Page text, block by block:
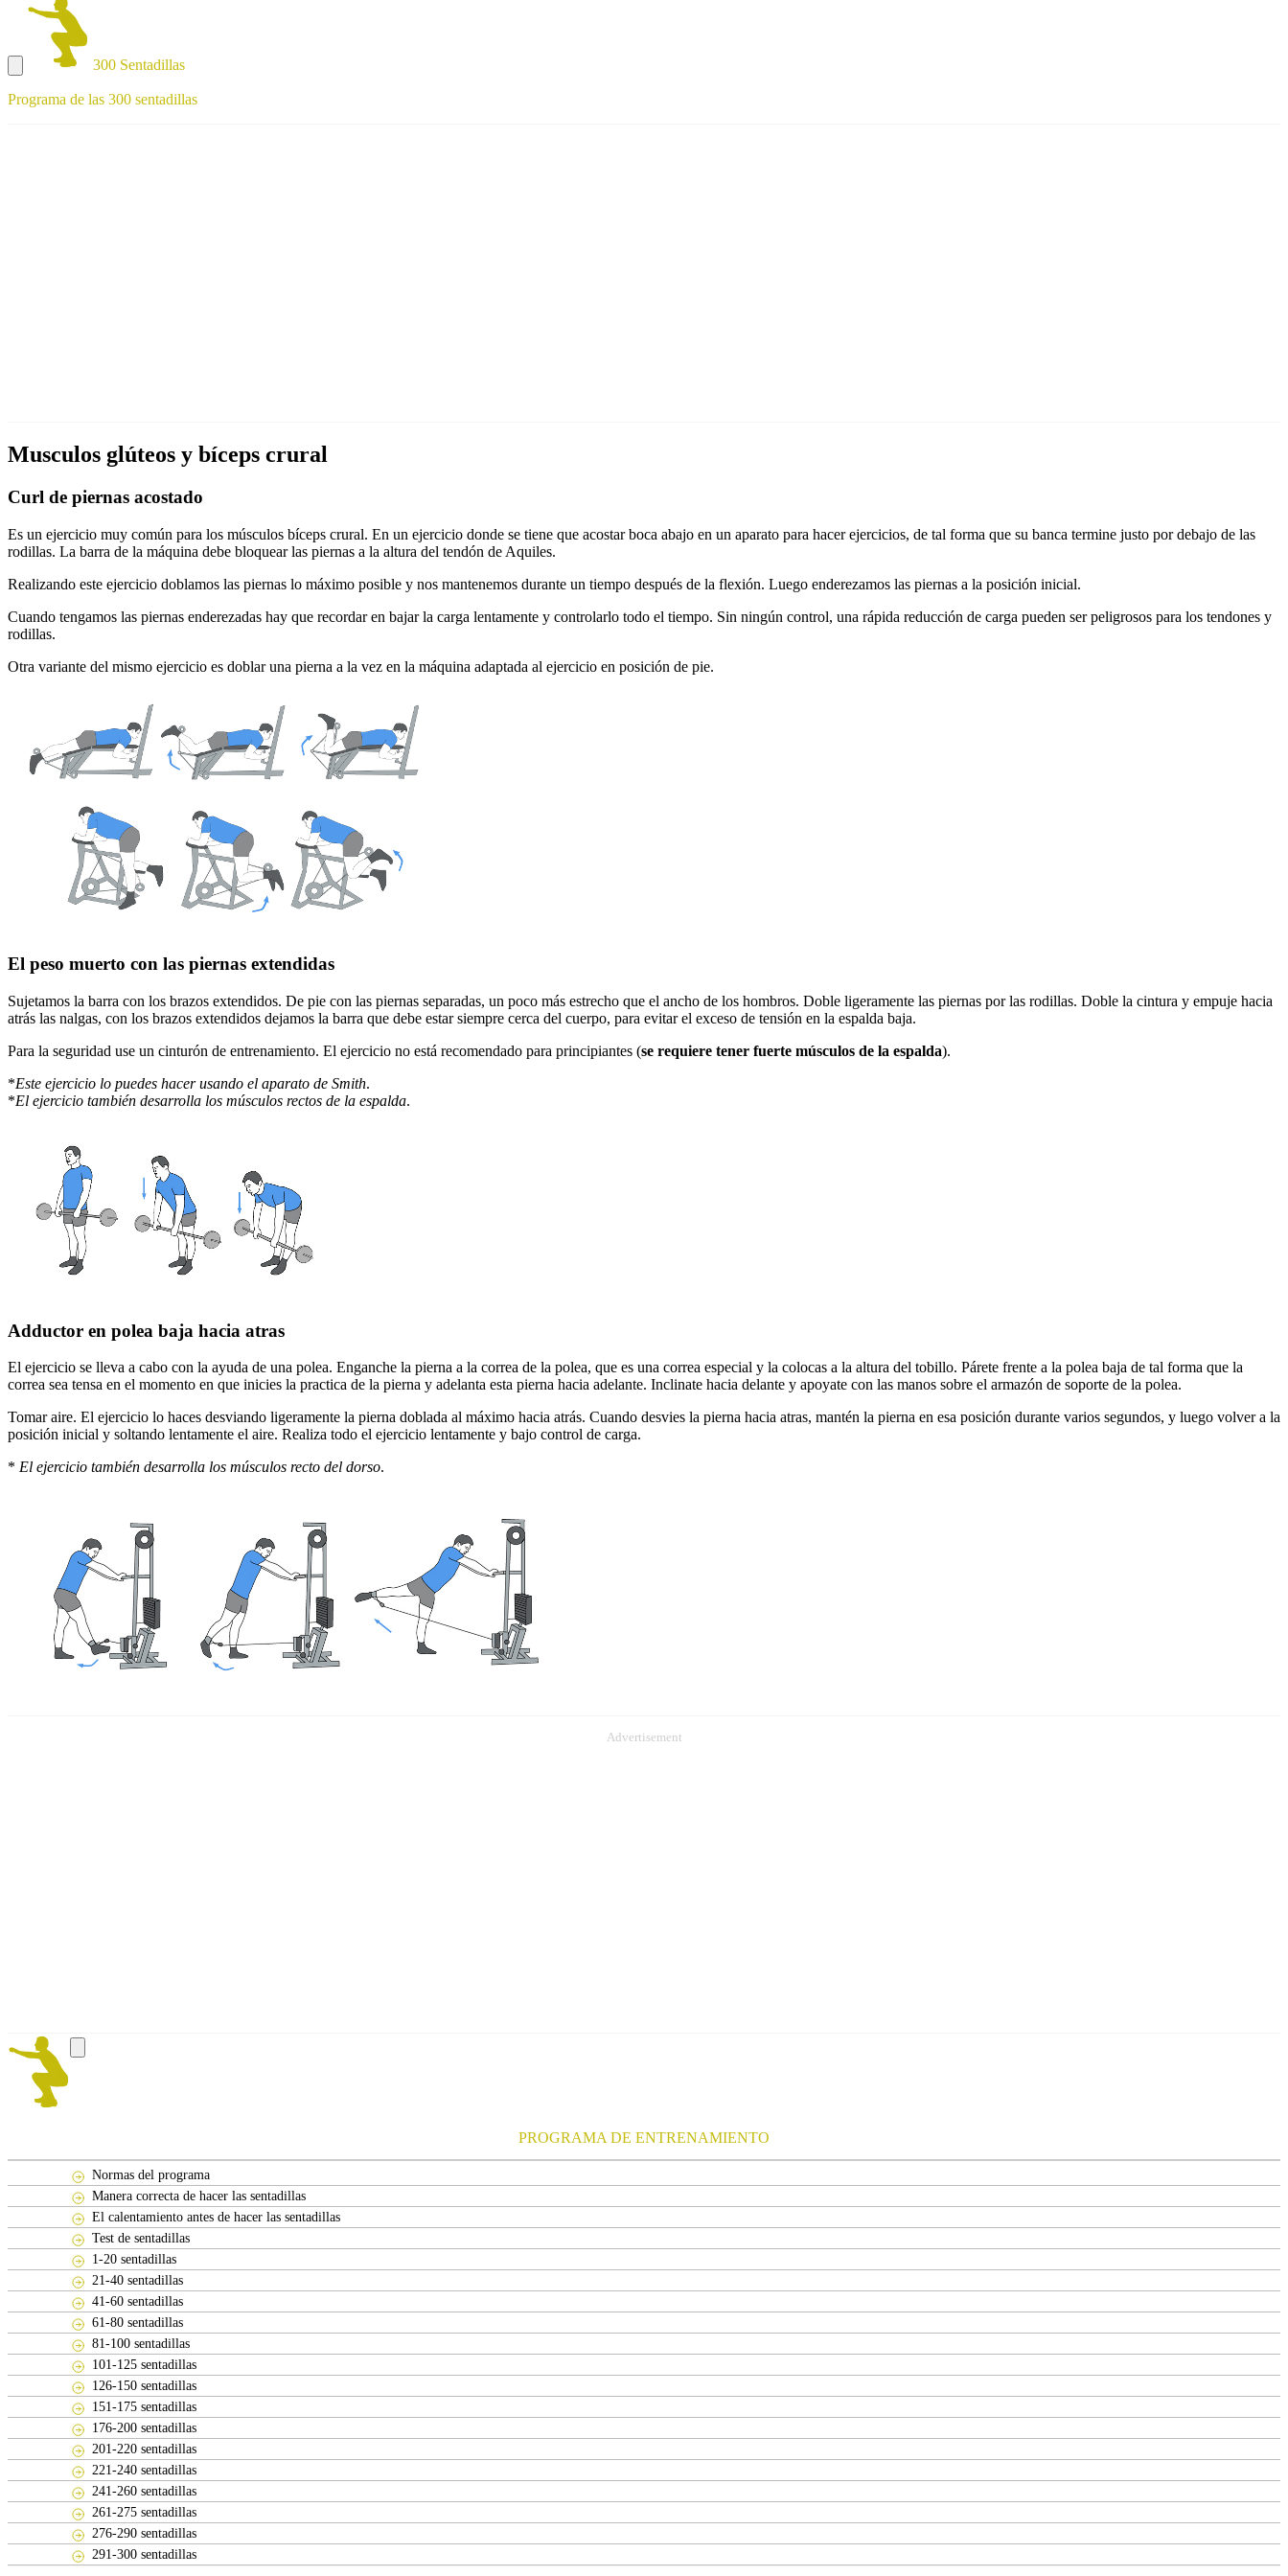
300 Sentadillas
Programa de las 300 sentadillas
Musculos glúteos y bíceps crural
Curl de piernas acostado
Es un ejercicio muy común para los músculos bíceps crural. En un ejercicio donde se tiene que acostar boca abajo en un aparato para hacer ejercicios, de tal forma que su banca termine justo por debajo de las
rodillas. La barra de la máquina debe bloquear las piernas a la altura del tendón de Aquiles.
Realizando este ejercicio doblamos las piernas lo máximo posible y nos mantenemos durante un tiempo después de la flexión. Luego enderezamos las piernas a la posición inicial.
Cuando tengamos las piernas enderezadas hay que recordar en bajar la carga lentamente y controlarlo todo el tiempo. Sin ningún control, una rápida reducción de carga pueden ser peligrosos para los tendones y
rodillas.
Otra variante del mismo ejercicio es doblar una pierna a la vez en la máquina adaptada al ejercicio en posición de pie.
El peso muerto con las piernas extendidas
Sujetamos la barra con los brazos extendidos. De pie con las piernas separadas, un poco más estrecho que el ancho de los hombros. Doble ligeramente las piernas por las rodillas. Doble la cintura y empuje hacia
atrás las nalgas, con los brazos extendidos dejamos la barra que debe estar siempre cerca del cuerpo, para evitar el exceso de tensión en la espalda baja.
Para la seguridad use un cinturón de entrenamiento. El ejercicio no está recomendado para principiantes (se requiere tener fuerte músculos de la espalda).
*Este ejercicio lo puedes hacer usando el aparato de Smith.
*El ejercicio también desarrolla los músculos rectos de la espalda.
Adductor en polea baja hacia atras
El ejercicio se lleva a cabo con la ayuda de una polea. Enganche la pierna a la correa de la polea, que es una correa especial y la colocas a la altura del tobillo. Párete frente a la polea baja de tal forma que la
correa sea tensa en el momento en que inicies la practica de la pierna y adelanta esta pierna hacia adelante. Inclinate hacia delante y apoyate con las manos sobre el armazón de soporte de la polea.
Tomar aire. El ejercicio lo haces desviando ligeramente la pierna doblada al máximo hacia atrás. Cuando desvies la pierna hacia atras, mantén la pierna en esa posición durante varios segundos, y luego volver a la
posición inicial y soltando lentamente el aire. Realiza todo el ejercicio lentamente y bajo control de carga.
* El ejercicio también desarrolla los músculos recto del dorso.
Advertisement
PROGRAMA DE ENTRENAMIENTO
Normas del programa
Manera correcta de hacer las sentadillas
El calentamiento antes de hacer las sentadillas
Test de sentadillas
1-20 sentadillas
21-40 sentadillas
41-60 sentadillas
61-80 sentadillas
81-100 sentadillas
101-125 sentadillas
126-150 sentadillas
151-175 sentadillas
176-200 sentadillas
201-220 sentadillas
221-240 sentadillas
241-260 sentadillas
261-275 sentadillas
276-290 sentadillas
291-300 sentadillas